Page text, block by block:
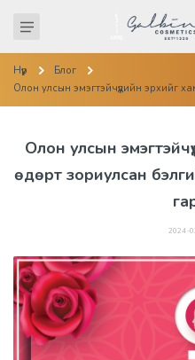
Нүүр
Блог
Олон улсын эмэгтэйчүүдийн эрхийг
Олон улсын
өдөрт зориулсан
2024-